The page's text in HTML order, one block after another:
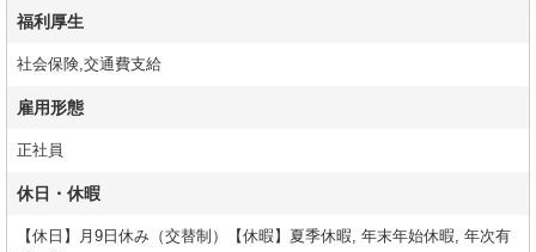
福利厚生
社会保険,交通費支給
雇用形態
正社員
休日・休暇
【休日】月9日休み（交替制）【休暇】夏季休暇, 年末年始休暇, 年次有